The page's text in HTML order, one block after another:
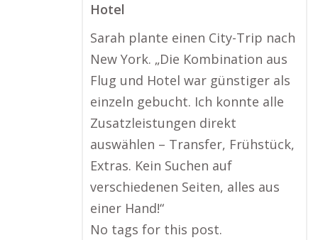
Hotel
Sarah plante einen City-Trip nach
New York. „Die Kombination aus
Flug und Hotel war günstiger als
einzeln gebucht. Ich konnte alle
Zusatzleistungen direkt
auswählen – Transfer, Frühstück,
Extras. Kein Suchen auf
verschiedenen Seiten, alles aus
einer Hand!“
No tags for this post.